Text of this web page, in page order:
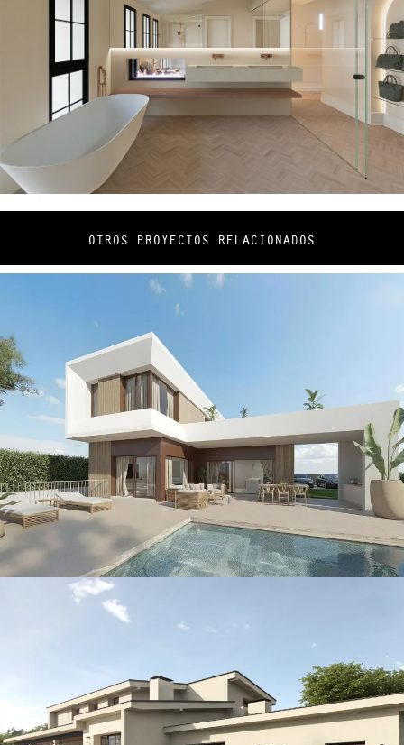
OTROS PROYECTOS RELACIONADOS
Nick · Island
CONSTRUCCIÓN / THE ISLAND / VILLAS
North Villa
CONSTRUCCIÓN / THE ISLAND / VILLAS